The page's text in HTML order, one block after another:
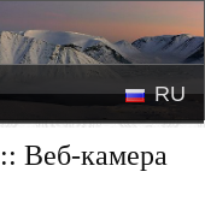
RU
EN
Веб-камера